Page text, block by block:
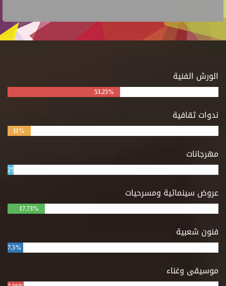
الورش الفنية
53.25%
ندوات ثقافية
11%
مهرجانات
2%
عروض سينمائية ومسرحيات
17.73%
فنون شعبية
7.5%
موسيقى وغناء